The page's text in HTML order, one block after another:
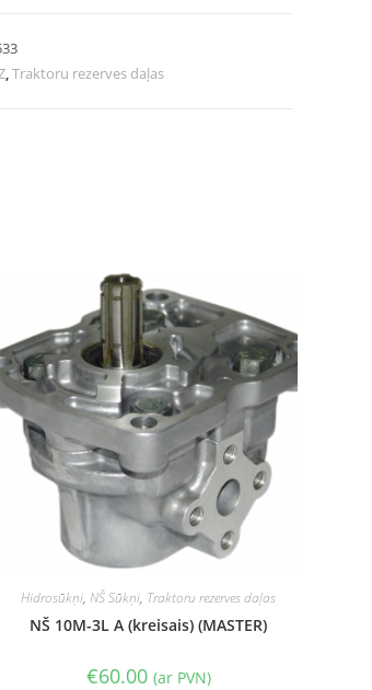
,Traktoru rezerves daļas
Hidrosūkņi,NŠ Sūkņi, Traktoru rezerves daļas
NŠ 10M-3L A (kreisais) (MASTER)
€60.00 (ar PVN)